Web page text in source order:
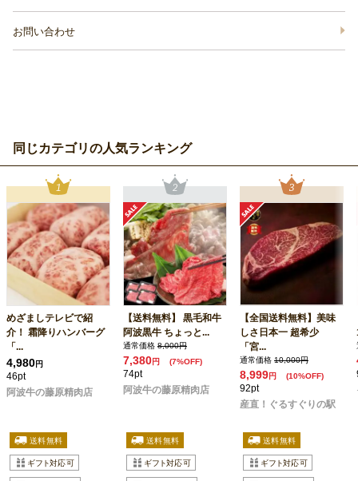
お問い合わせ
同じカテゴリの人気ランキング
めざましテレビで紹
介！ 霜降りハンバーグ
「...
4,980円
46pt
阿波牛の藤原精肉店
【送料無料】 黒毛和牛
阿波黒牛 ちょっと...
通常価格 8,000円
7,380円 (7%OFF)
74pt
阿波牛の藤原精肉店
【全国送料無料】美味
しさ日本一 超希少
「宮...
通常価格 10,000円
8,999円 (10%OFF)
92pt
産直！ぐるすぐりの駅